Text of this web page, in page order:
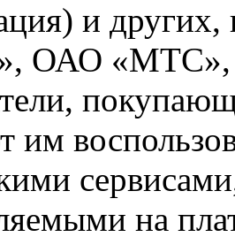
и
ОАО «МТС»,
им
на